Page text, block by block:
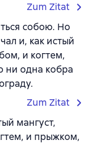
Zum Zitat
собою. Но
и, как истый
и когтем,
ни одна кобра
Zum Zitat
мангуст,
и прыжком,